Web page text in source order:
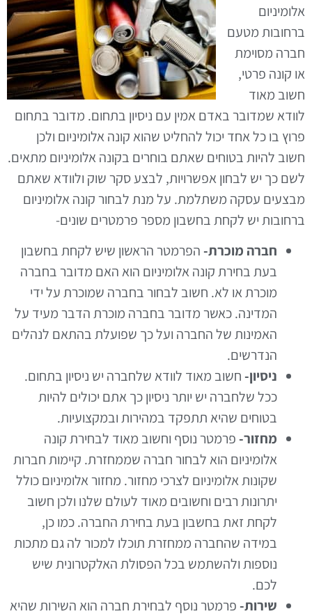
אלומיניום
ברחובות מטעם
חברה מסוימת
או קונה פרטי,
חשוב מאוד
לוודא שמדובר באדם אמין עם ניסיון בתחום. מדובר בתחום
פרוץ בו כל אחד יכול להחליט שהוא קונה אלומיניום ולכן
חשוב להיות בטוחים שאתם בוחרים בקונה אלומיניום מתאים.
לשם כך יש לבחון אפשרויות, לבצע סקר שוק ולוודא שאתם
מבצעים עסקה משתלמת. על מנת לבחור קונה אלומיניום
ברחובות יש לקחת בחשבון מספר פרמטרים שונים-
חברה מוכרת-הפרמטר הראשון שיש לקחת בחשבון
בעת בחירת קונה אלומיניום הוא האם מדובר בחברה
מוכרת או לא. חשוב לבחור בחברה שמוכרת על ידי
המדינה. כאשר מדובר בחברה מוכרת הדבר מעיד על
האמינות של החברה ועל כך שפועלת בהתאם לנהלים
הנדרשים.
ניסיון-חשוב מאוד לוודא שלחברה יש ניסיון בתחום.
ככל שלחברה יש יותר ניסיון כך אתם יכולים להיות
בטוחים שהיא תתפקד במהירות ובמקצועיות.
מחזור-פרמטר נוסף וחשוב מאוד לבחירת קונה
אלומיניום הוא לבחור חברה שממחזרת. קיימות חברות
שקונות אלומיניום לצרכי מחזור. מחזור אלומיניום כולל
יתרונות רבים וחשובים מאוד לעולם שלנו ולכן חשוב
לקחת זאת בחשבון בעת בחירת החברה. כמו כן,
במידה שהחברה ממחזרת תוכלו למכור לה גם מתכות
נוספות ולהשתמש בכל הפסולת האלקטרונית שיש
לכם.
שירות-פרמטר נוסף לבחירת חברה הוא השירות שהיא